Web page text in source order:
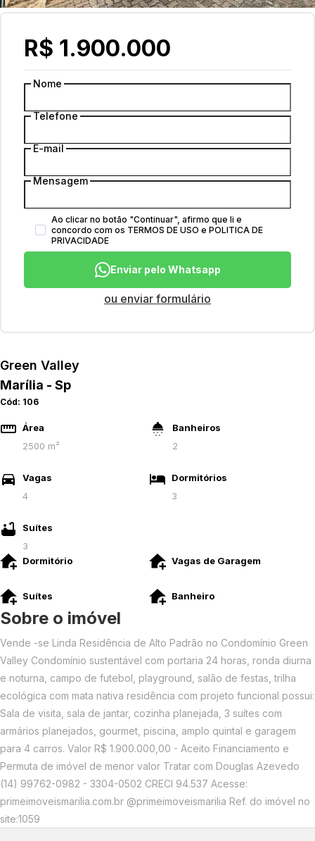
Green Valley
Marília - Sp
Cód: 106
Área
2500 m²
Banheiros
2
Vagas
4
Dormitórios
3
Suítes
3
Dormitório
Vagas de Garagem
Suítes Banheiro
Sobre o imóvel
Vende -se Linda Residência de Alto Padrão no Condomínio Green
Valley Condomínio sustentável com portaria 24 horas, ronda diurna
e noturna, campo de futebol, playground, salão de festas, trilha
ecológica com mata nativa residência com projeto funcional possui:
Sala de visita, sala de jantar, cozinha planejada, 3 suítes com
armários planejados, gourmet, piscina, amplo quintal e garagem
para 4 carros. Valor R$ 1.900.000,00 - Aceito Financiamento e
Permuta de imóvel de menor valor Tratar com Douglas Azevedo
(14) 99762-0982 - 3304-0502 CRECI 94.537 Acesse:
primeimoveismarilia.com.br @primeimoveismarilia Ref. do imóvel no
site:1059
R$ 1.900.000
Nome
Telefone
E-mail
Mensagem
Ao clicar no botão "Continuar", afirmo que li e
concordo com os TERMOS DE USO e POLITICA DE
PRIVACIDADE
Enviar pelo Whatsapp
ou enviar formulário